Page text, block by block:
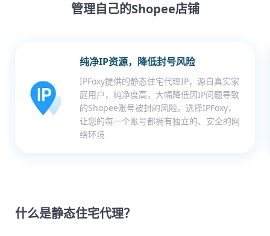
管理自己的Shopee店铺
纯净IP资源，降低封号风险
IPFoxy提供的静态住宅代理IP，源自真实家
庭用户，纯净度高，大幅降低因IP问题导致
的Shopee账号被封的风险。选择IPFoxy，
让您的每一个账号都拥有独立的、安全的网
络环境
什么是静态住宅代理？